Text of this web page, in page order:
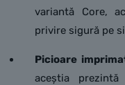
variantă Core,
privire sigură pe
Picioare
aceștia